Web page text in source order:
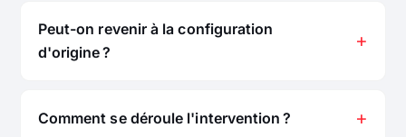
Peut-on revenir à la configuration
d'origine ?
Comment se déroule l'intervention ?